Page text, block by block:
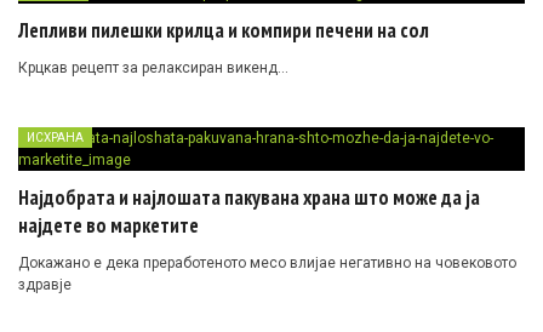
Лепливи пилешки крилца и компири печени на сол
Крцкав рецепт за релаксиран викенд…
ИСХРАНА
Најдобрата и најлошата пакувана храна што може да ја
најдете во маркетите
Докажано е дека преработеното месо влијае негативно на човековото
здравје